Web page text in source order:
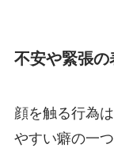
不安や緊張の
顔を触る行為は
やすい癖の一